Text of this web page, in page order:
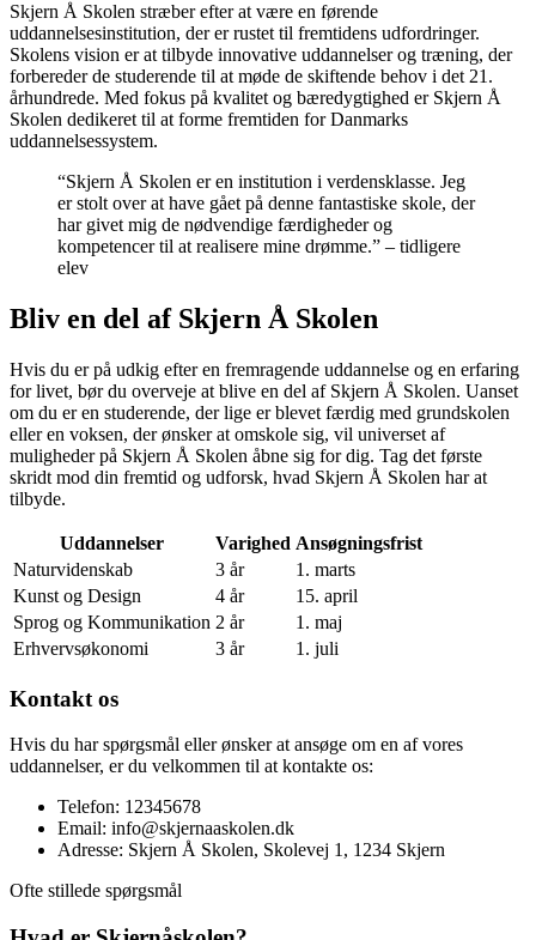
Skjern Å Skolen stræber efter at være en førende
uddannelsesinstitution, der er rustet til fremtidens udfordringer.
Skolens vision er at tilbyde innovative uddannelser og træning, der
forbereder de studerende til at møde de skiftende behov i det 21.
århundrede. Med fokus på kvalitet og bæredygtighed er Skjern Å
Skolen dedikeret til at forme fremtiden for Danmarks
uddannelsessystem.
“Skjern Å Skolen er en institution i verdensklasse. Jeg
er stolt over at have gået på denne fantastiske skole, der
har givet mig de nødvendige færdigheder og
kompetencer til at realisere mine drømme.” – tidligere
elev
Bliv en del af Skjern Å Skolen
Hvis du er på udkig efter en fremragende uddannelse og en erfaring
for livet, bør du overveje at blive en del af Skjern Å Skolen. Uanset
om du er en studerende, der lige er blevet færdig med grundskolen
eller en voksen, der ønsker at omskole sig, vil universet af
muligheder på Skjern Å Skolen åbne sig for dig. Tag det første
skridt mod din fremtid og udforsk, hvad Skjern Å Skolen har at
tilbyde.
Uddannelser Varighed Ansøgningsfrist
Naturvidenskab
3 år
1. marts
Kunst og Design
4 år
15. april
Sprog og Kommunikation 2 år
1. maj
Erhvervsøkonomi
3 år 1. juli
Kontakt os
Hvis du har spørgsmål eller ønsker at ansøge om en af vores
uddannelser, er du velkommen til at kontakte os:
Telefon: 12345678
Email: info@skjernaaskolen.dk
Adresse: Skjern Å Skolen, Skolevej 1, 1234 Skjern
Ofte stillede spørgsmål